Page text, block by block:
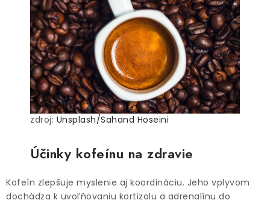
zdroj: Unsplash/Sahand Hoseini
Účinky kofeínu na zdravie
Kofeín zlepšuje myslenie aj koordináciu. Jeho vplyvom
dochádza k uvoľňovaniu kortizolu a adrenalínu do